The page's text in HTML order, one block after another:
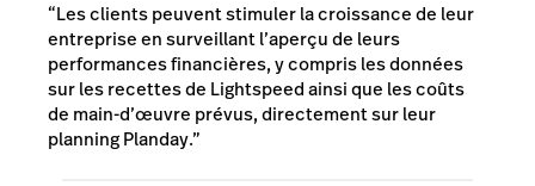
“Les clients peuvent stimuler la croissance de leur
entreprise en surveillant l’aperçu de leurs
performances financières, y compris les données
sur les recettes de Lightspeed ainsi que les coûts
de main-d’œuvre prévus, directement sur leur
planning Planday.”